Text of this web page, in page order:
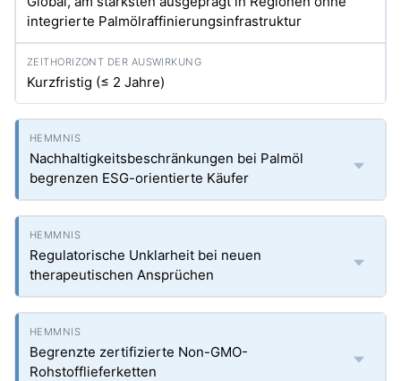
integrierte Palmölraffinierungsinfrastruktur
Kurzfristig (≤ 2 Jahre)
Nachhaltigkeitsbeschränkungen bei Palmöl
begrenzen ESG-orientierte Käufer
Regulatorische Unklarheit bei neuen
therapeutischen Ansprüchen
Begrenzte zertifizierte Non-GMO-
Rohstofflieferketten